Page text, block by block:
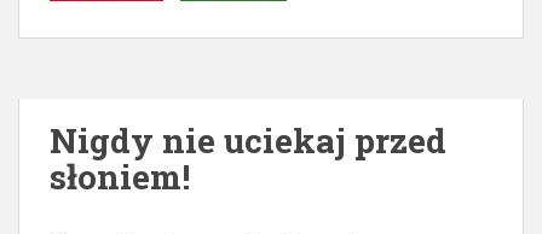
Nigdy nie uciekaj przed
słoniem!